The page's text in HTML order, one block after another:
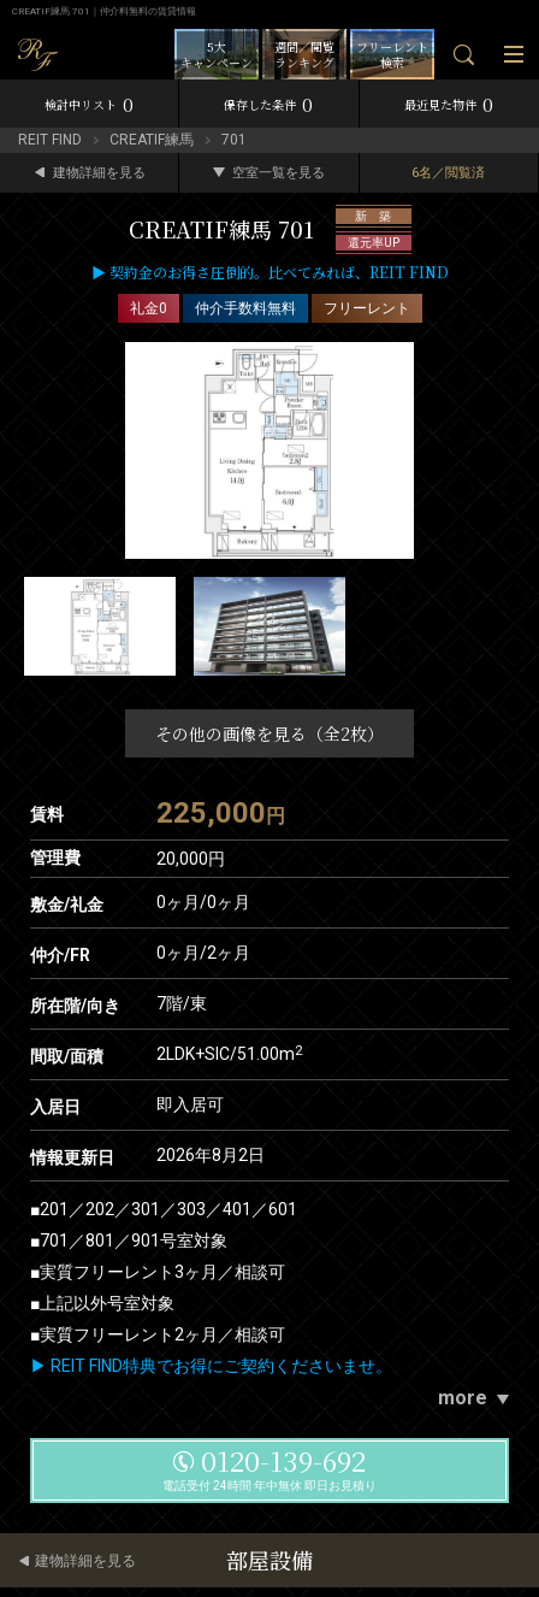
CREATIF練馬 701｜仲介料無料の賃貸情報
フリーレント
検索
週間／閲覧
ランキング
5大
キャンペーン
検討中リスト 0 保存した条件 0 最近見た物件 0
REIT FIND CREATIF練馬 701
建物詳細を見る 空室一覧を見る 6名／閲覧済
CREATIF練馬 701
新 築
還元率UP
▶ 契約金のお得さ圧倒的。比べてみれば、REIT FIND
礼金0 仲介手数料無料 フリーレント
その他の画像を見る（全2枚）
賃料 225,000 円
管理費 20,000円
敷金/礼金 0ヶ月/0ヶ月
仲介/FR 0ヶ月/2ヶ月
所在階/向き 7階/東
間取/面積 2LDK+SIC/51.00m2
入居日 即入居可
情報更新日 2026年8月2日
■201／202／301／303／401／601
■701／801／901号室対象
■実質フリーレント3ヶ月／相談可
■上記以外号室対象
■実質フリーレント2ヶ月／相談可
▶ REIT FIND特典でお得にご契約くださいませ。
more
0120-139-692
電話受付 24時間 年中無休 即日お見積り
部屋設備
建物詳細を見る